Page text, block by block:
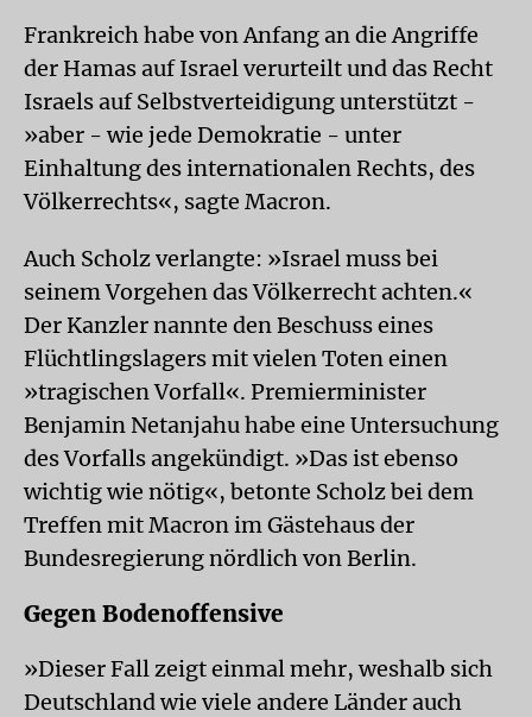
Frankreich habe von Anfang an die Angriffe
der Hamas auf Israel verurteilt und das Recht
Israels auf Selbstverteidigung unterstützt -
»aber - wie jede Demokratie - unter
Einhaltung des internationalen Rechts, des
Völkerrechts«, sagte Macron.
Auch Scholz verlangte: »Israel muss bei
seinem Vorgehen das Völkerrecht achten.«
Der Kanzler nannte den Beschuss eines
Flüchtlingslagers mit vielen Toten einen
»tragischen Vorfall«. Premierminister
Benjamin Netanjahu habe eine Untersuchung
des Vorfalls angekündigt. »Das ist ebenso
wichtig wie nötig«, betonte Scholz bei dem
Treffen mit Macron im Gästehaus der
Bundesregierung nördlich von Berlin.
Gegen Bodenoffensive
»Dieser Fall zeigt einmal mehr, weshalb sich
Deutschland wie viele andere Länder auch